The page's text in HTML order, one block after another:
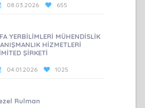
08.03.2026 655
YERBİLİMLERİ MÜHENDİSLİK
HİZMETLERİ
ŞİRKETİ
04.01.2026 1025
Rulman